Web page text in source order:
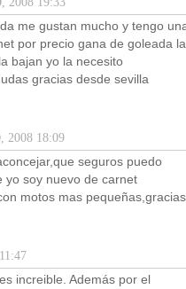
me gustan mucho y tengo
por precio gana de goleada la
bajan yo la necesito
gracias desde sevilla
2008 18:09
seguros puedo
yo soy nuevo de carnet
motos mas pequeñas,gracias
increible. Además por el